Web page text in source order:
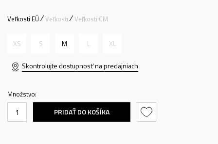
Veľkosti EÚ Veľkosti Veľkosti CM
XS S M L XL
Skontrolujte dostupnosť na predajniach
Množstvo:
PRIDAŤ DO KOŠÍKA